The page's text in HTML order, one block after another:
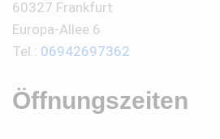
60327 Frankfurt
Europa-Allee 6
Tel.: 06942697362
Öffnungszeiten